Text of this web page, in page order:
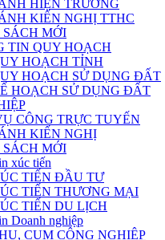
HIỆN TRƯỜNG
KIẾN NGHỊ TTHC
MỚI
TIN QUY HOẠCH
HOẠCH TỈNH
HOẠCH SỬ DỤNG ĐẤT
HOẠCH SỬ DỤNG ĐẤT
CÔNG TRỰC TUYẾN
KIẾN NGHỊ
MỚI
xúc tiến
TIẾN ĐẦU TƯ
TIẾN THƯƠNG MẠI
TIẾN DU LỊCH
Doanh nghiệp
CỤM CÔNG NGHIỆP